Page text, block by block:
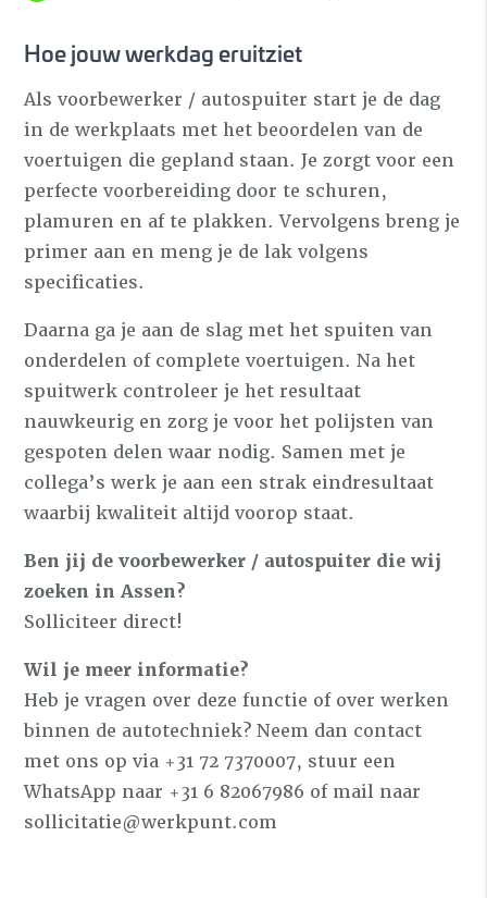
Hoe jouw werkdag eruitziet
Als voorbewerker / autospuiter start je de dag
in de werkplaats met het beoordelen van de
voertuigen die gepland staan. Je zorgt voor een
perfecte voorbereiding door te schuren,
plamuren en af te plakken. Vervolgens breng je
primer aan en meng je de lak volgens
specificaties.
Daarna ga je aan de slag met het spuiten van
onderdelen of complete voertuigen. Na het
spuitwerk controleer je het resultaat
nauwkeurig en zorg je voor het polijsten van
gespoten delen waar nodig. Samen met je
collega’s werk je aan een strak eindresultaat
waarbij kwaliteit altijd voorop staat.
Ben jij de voorbewerker / autospuiter die wij
zoeken in Assen?
Solliciteer direct!
Wil je meer informatie?
Heb je vragen over deze functie of over werken
binnen de autotechniek? Neem dan contact
met ons op via +31 72 7370007, stuur een
WhatsApp naar +31 6 82067986 of mail naar
sollicitatie@werkpunt.com